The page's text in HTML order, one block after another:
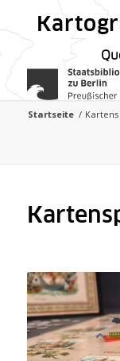
Startseite /